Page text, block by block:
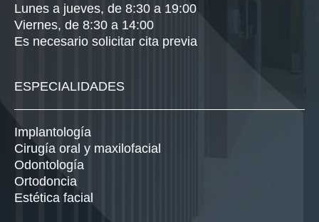
Lunes a jueves, de 8:30 a 19:00
Viernes, de 8:30 a 14:00
Es necesario solicitar cita previa
ESPECIALIDADES
Implantología
Cirugía oral y maxilofacial
Odontología
Ortodoncia
Estética facial